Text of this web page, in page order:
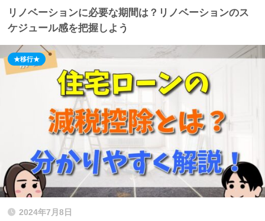
リノベーションに必要な期間は？リノベーションのス
ケジュール感を把握しよう
2024年7月8日
★移行★